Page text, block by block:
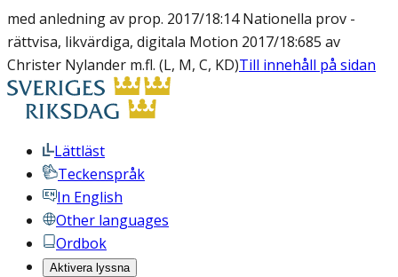
med anledning av prop. 2017/18:14 Nationella prov -
rättvisa, likvärdiga, digitala Motion 2017/18:685 av
Christer Nylander m.fl. (L, M, C, KD)Till innehåll på sidan
Lättläst
Teckenspråk
In English
Other languages
Ordbok
Aktivera lyssna